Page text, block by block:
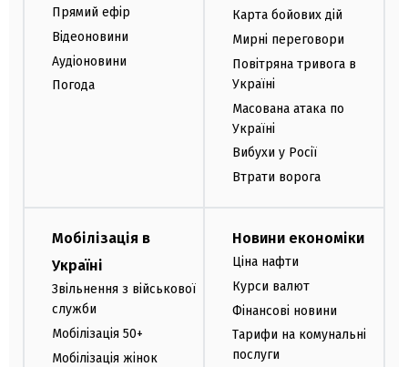
Прямий ефір
Відеоновини
Аудіоновини
Погода
Карта бойових дій
Мирні переговори
Повітряна тривога в
Україні
Масована атака по
Україні
Вибухи у Росії
Втрати ворога
Мобілізація в
Україні
Звільнення з військової
служби
Мобілізація 50+
Мобілізація жінок
Новини економіки
Ціна нафти
Курси валют
Фінансові новини
Тарифи на комунальні
послуги